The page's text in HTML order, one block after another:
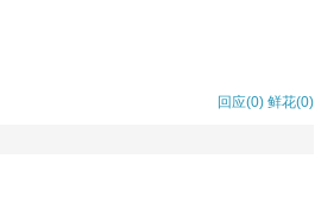
回应(0) 鲜花(0)